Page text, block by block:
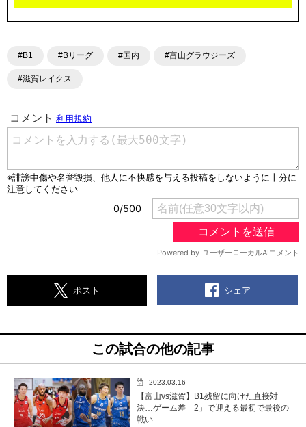
#B1 #Bリーグ #国内 #富山グラウジーズ
#滋賀レイクス
ポスト シェア
この試合の他の記事
2023.03.16
【富山vs滋賀】B1残留に向けた直接対
決…ゲーム差「2」で迎える最初で最後の
戦い